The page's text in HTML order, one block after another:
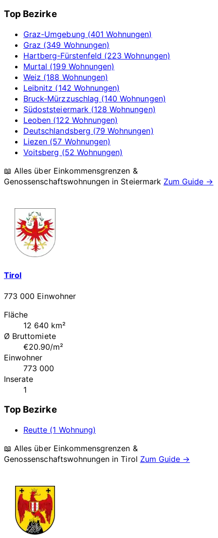
Top Bezirke
Graz-Umgebung (401 Wohnungen)
Graz (349 Wohnungen)
Hartberg-Fürstenfeld (223 Wohnungen)
Murtal (199 Wohnungen)
Weiz (188 Wohnungen)
Leibnitz (142 Wohnungen)
Bruck-Mürzzuschlag (140 Wohnungen)
Südoststeiermark (128 Wohnungen)
Leoben (122 Wohnungen)
Deutschlandsberg (79 Wohnungen)
Liezen (57 Wohnungen)
Voitsberg (52 Wohnungen)
📖 Alles über Einkommensgrenzen &
Genossenschaftswohnungen in Steiermark Zum Guide →
Tirol
773 000 Einwohner
Fläche
12 640 km²
Ø Bruttomiete
€20.90/m²
Einwohner
773 000
Inserate
1
Top Bezirke
Reutte (1 Wohnung)
📖 Alles über Einkommensgrenzen &
Genossenschaftswohnungen inTirol Zum Guide →